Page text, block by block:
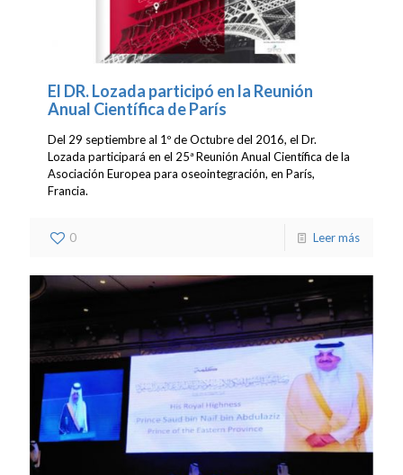
El DR. Lozada participó en la Reunión
Anual Científica de París
Del 29 septiembre al 1º de Octubre del 2016, el Dr.
Lozada participará en el 25ª Reunión Anual Científica de la
Asociación Europea para oseointegración, en París,
Francia.
0 Leer más